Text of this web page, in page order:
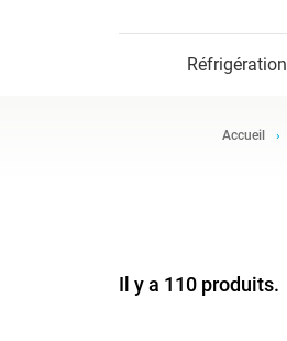
Réfrigération
Accueil
Il y a 110 produits.